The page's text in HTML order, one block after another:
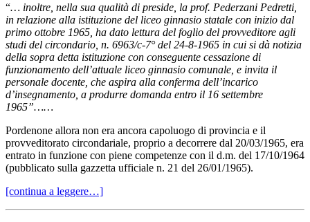
“… inoltre, nella sua qualità di preside, la prof. Pederzani Pedretti,
in relazione alla istituzione del liceo ginnasio statale con inizio dal
primo ottobre 1965, ha dato lettura del foglio del provveditore agli
studi del circondario, n. 6963/c-7° del 24-8-1965 in cui si dà notizia
della sopra detta istituzione con conseguente cessazione di
funzionamento dell’attuale liceo ginnasio comunale, e invita il
personale docente, che aspira alla conferma dell’incarico
d’insegnamento, a produrre domanda entro il 16 settembre
1965”……
Pordenone allora non era ancora capoluogo di provincia e il
provveditorato circondariale, proprio a decorrere dal 20/03/1965, era
entrato in funzione con piene competenze con il d.m. del 17/10/1964
(pubblicato sulla gazzetta ufficiale n. 21 del 26/01/1965).
[continua a leggere…]